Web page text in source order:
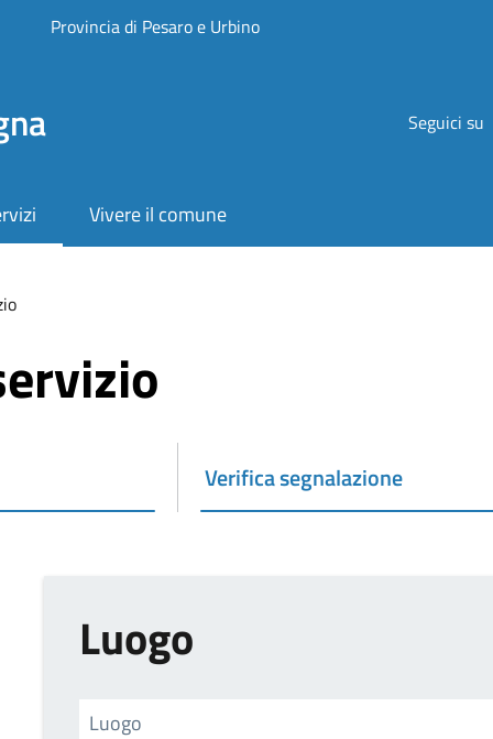
Provincia di Pesaro e Urbino
Seguici su
Vivere il comune
Verifica segnalazione
Attivo
Luogo
Luogo